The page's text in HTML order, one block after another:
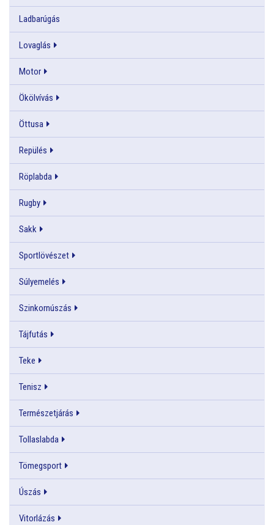
Ladbarúgás
Lovaglás
Motor
Ökölvívás
Öttusa
Repülés
Röplabda
Rugby
Sakk
Sportlövészet
Súlyemelés
Szinkornúszás
Tájfutás
Teke
Tenisz
Természetjárás
Tollaslabda
Tömegsport
Úszás
Vitorlázás